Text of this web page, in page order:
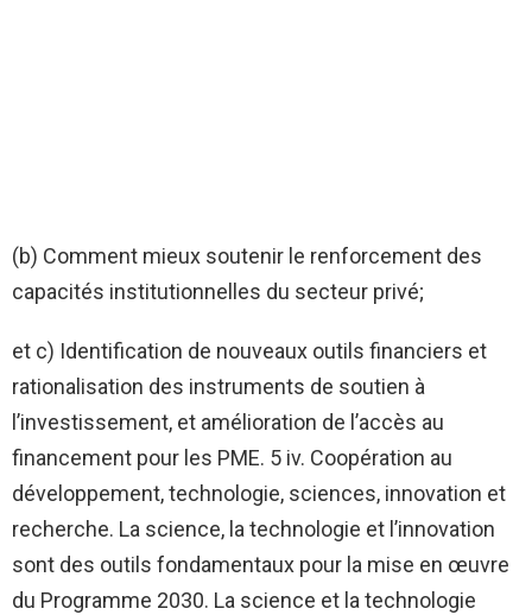
(b) Comment mieux soutenir le renforcement des
capacités institutionnelles du secteur privé;
et c) Identification de nouveaux outils financiers et
rationalisation des instruments de soutien à
l’investissement, et amélioration de l’accès au
financement pour les PME. 5 iv. Coopération au
développement, technologie, sciences, innovation et
recherche. La science, la technologie et l’innovation
sont des outils fondamentaux pour la mise en œuvre
du Programme 2030. La science et la technologie